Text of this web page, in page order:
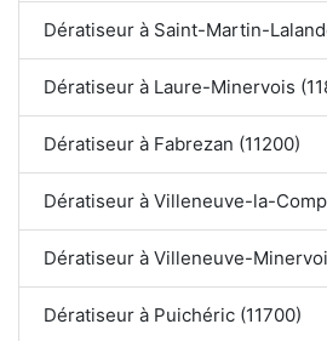
Dératiseur à Saint-Martin-
Dératiseur à Laure-Minervois
Dératiseur à Fabrezan (11200)
Dératiseur à Villeneuve-la-
Dératiseur à Villeneuve-
Dératiseur à Puichéric (11700)